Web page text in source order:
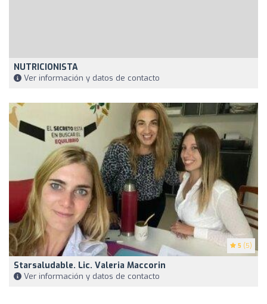
NUTRICIONISTA
Ver información y datos de contacto
5 (5)
Starsaludable. Lic. Valeria Maccorin
Ver información y datos de contacto